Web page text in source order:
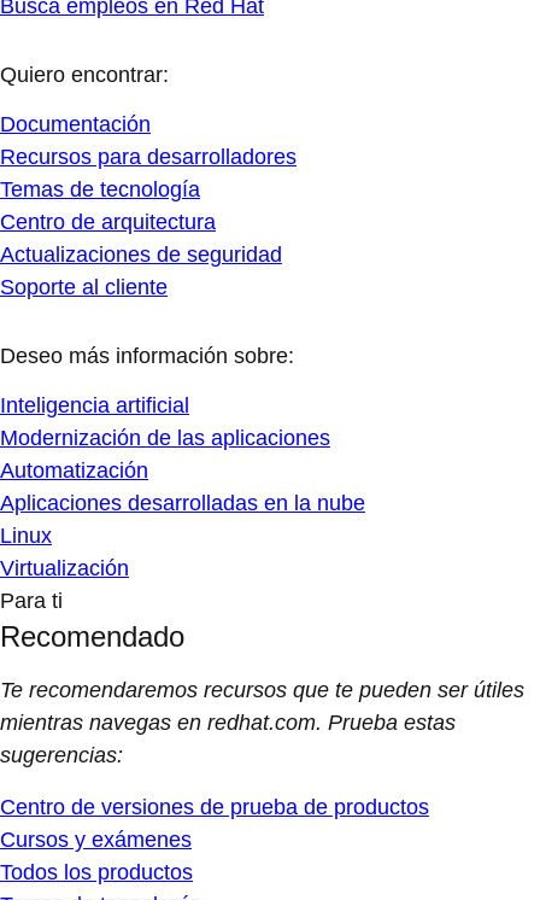
Busca empleos en Red Hat
Quiero encontrar:
Documentación
Recursos para desarrolladores
Temas de tecnología
Centro de arquitectura
Actualizaciones de seguridad
Soporte al cliente
Deseo más información sobre:
Inteligencia artificial
Modernización de las aplicaciones
Automatización
Aplicaciones desarrolladas en la nube
Linux
Virtualización
Para ti
Recomendado
Te recomendaremos recursos que te pueden ser útiles
mientras navegas en redhat.com. Prueba estas
sugerencias:
Centro de versiones de prueba de productos
Cursos y exámenes
Todos los productos